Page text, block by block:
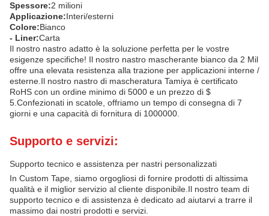
Spessore:2 milioni
Applicazione:Interi/esterni
Colore:Bianco
- Liner:Carta
Il nostro nastro adatto è la soluzione perfetta per le vostre
esigenze specifiche! Il nostro nastro mascherante bianco da 2 Mil
offre una elevata resistenza alla trazione per applicazioni interne /
esterne.Il nostro nastro di mascheratura Tamiya è certificato
RoHS con un ordine minimo di 5000 e un prezzo di $
5.Confezionati in scatole, offriamo un tempo di consegna di 7
giorni e una capacità di fornitura di 1000000.
Supporto e servizi:
Supporto tecnico e assistenza per nastri personalizzati
In Custom Tape, siamo orgogliosi di fornire prodotti di altissima
qualità e il miglior servizio al cliente disponibile.Il nostro team di
supporto tecnico e di assistenza è dedicato ad aiutarvi a trarre il
massimo dai nostri prodotti e servizi.